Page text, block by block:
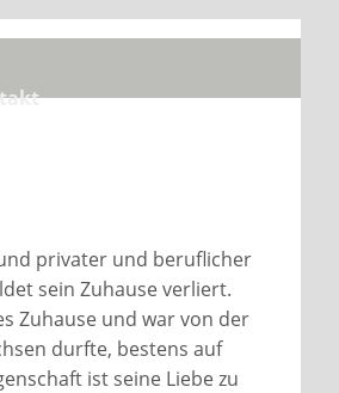
privater und beruflicher
sein Zuhause verliert.
Zuhause und war von der
durfte, bestens auf
ist seine Liebe zu